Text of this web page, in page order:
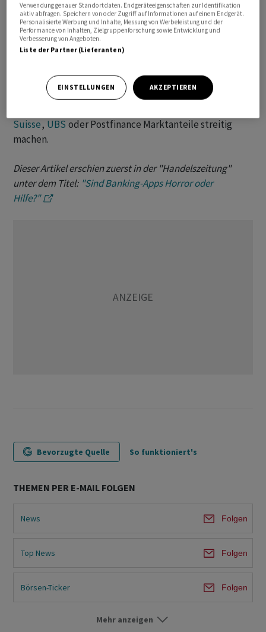
Ausserdem geht es darum, worauf Kundinnen und
Kunden achten müssen, wenn sie ihre Finanzgeschäfte
per Smartphone erledigen.
Mobile-Banking ist sehr beliebt. Kein Wunder, dass
Neobanken wie Revolut und Yapeal in das Geschäft
Suisse, UBS oder Postfinance Marktanteile streitig
machen.
Dieser Artikel erschien zuerst in der "Handelszeitung"
unter dem Titel: "Sind Banking-Apps Horror oder
Hilfe?"
Bevorzugte Quelle So funktioniert's
THEMEN PER E-MAIL FOLGEN
News Folgen
Top News Folgen
Börsen-Ticker Folgen
Mehr anzeigen
Verwendung genauer Standortdaten. Endgeräteeigenschaften zur Identifikation
aktiv abfragen. Speichern von oder Zugriff auf Informationen auf einem Endgerät.
Personalisierte Werbung und Inhalte, Messung von Werbeleistung und der
Performance von Inhalten, Zielgruppenforschung sowie Entwicklung und
Verbesserung von Angeboten.
Liste der Partner (Lieferanten)
EINSTELLUNGEN AKZEPTIEREN